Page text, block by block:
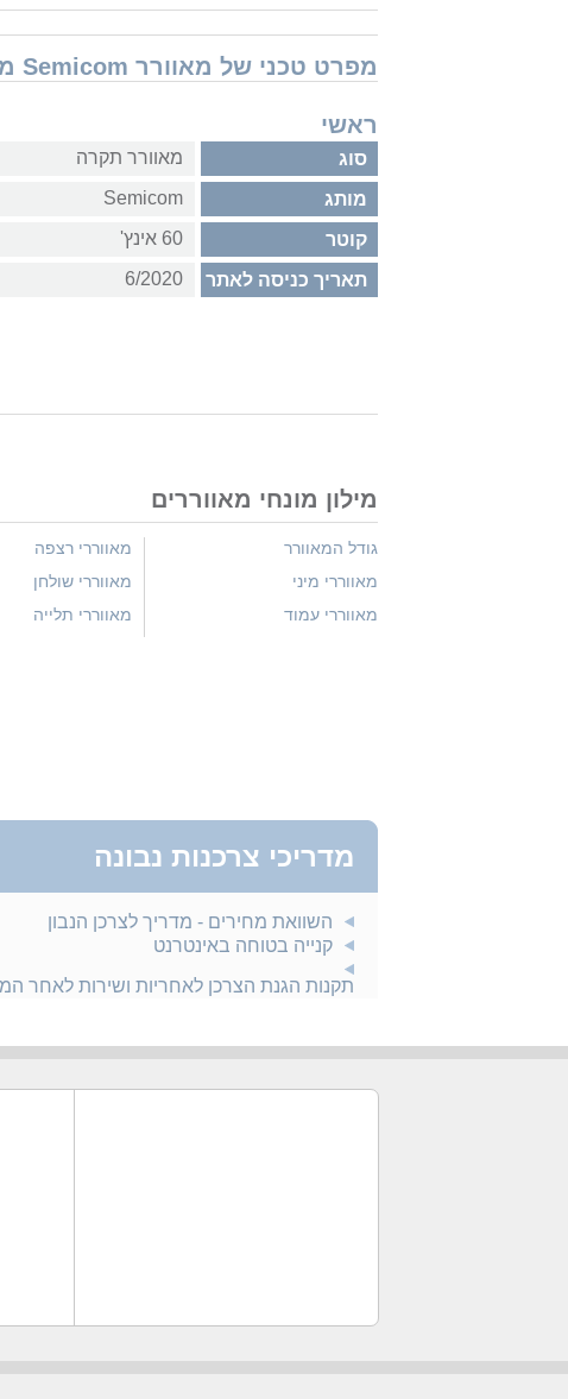
מפרט טכני של מאוורר Semicom מאוורר תקרה Hercules 60" 20W CCT SM-1070B/WH/BK
ראשי
סוג מאוורר תקרה
מותג Semicom
קוטר 60 אינץ'
תאריך כניסה לאתר 6/2020
מילון מונחי מאווררים
גודל המאוורר
מאווררי מיני
מאווררי עמוד
מאווררי רצפה
מאווררי שולחן
מאווררי תלייה
מדריכי צרכנות נבונה
השוואת מחירים - מדריך לצרכן הנבון
קנייה בטוחה באינטרנט
תקנות הגנת הצרכן לאחריות ושירות לאחר